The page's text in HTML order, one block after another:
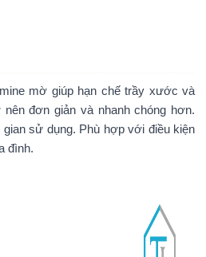
mờ giúp hạn chế trầy xước và
đơn giản và nhanh chóng hơn.
sử dụng. Phù hợp với điều kiện
đình.